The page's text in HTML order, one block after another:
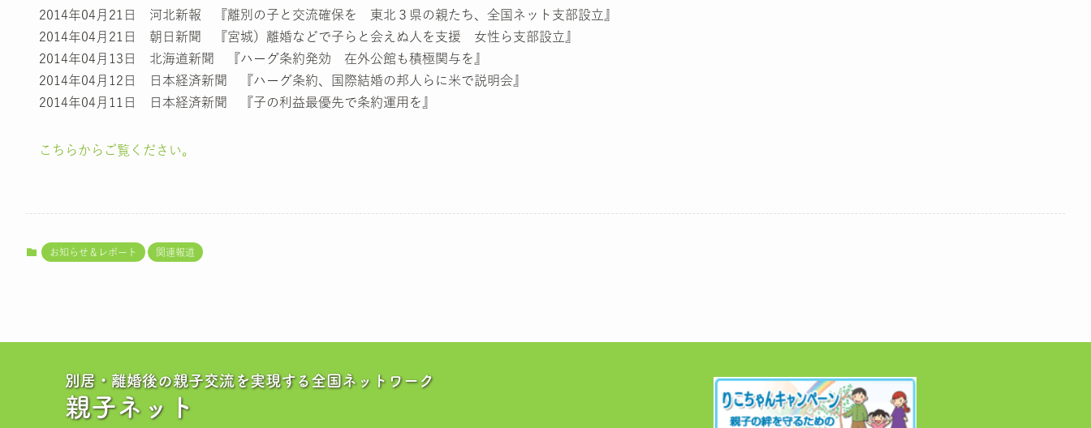
2014年04月21日 河北新報 『離別の子と交流確保を 東北３県の親たち、全国ネット支部設立』
2014年04月21日 朝日新聞 『宮城）離婚などで子らと会えぬ人を支援 女性ら支部設立』
2014年04月13日 北海道新聞 『ハーグ条約発効 在外公館も積極関与を』
2014年04月12日 日本経済新聞 『ハーグ条約、国際結婚の邦人らに米で説明会』
2014年04月11日 日本経済新聞 『子の利益最優先で条約運用を』
こちらからご覧ください。
お知らせ＆レポート 関連報道
別居・離婚後の親子交流を実現する全国ネットワーク
親子ネット